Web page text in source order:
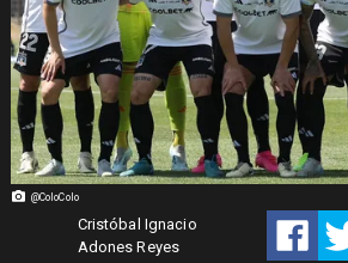
@ColoColo
Cristóbal Ignacio
Adones Reyes